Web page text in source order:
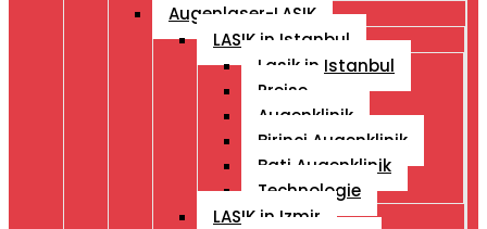
Augenlaser-LASIK
LASIK in Istanbul
Lasik in Istanbul
Preise
Augenklinik
Birinci Augenklinik
Bati Augenklinik
Technologie
LASIK in Izmir